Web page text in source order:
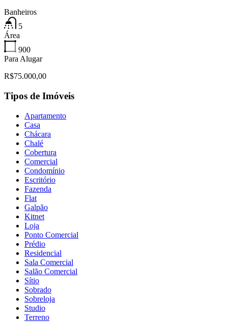
Banheiros
5
Área
900
Para Alugar
R$75.000,00
Tipos de Imóveis
Apartamento
Casa
Chácara
Chalé
Cobertura
Comercial
Condomínio
Escritório
Fazenda
Flat
Galpão
Kitnet
Loja
Ponto Comercial
Prédio
Residencial
Sala Comercial
Salão Comercial
Sítio
Sobrado
Sobreloja
Studio
Terreno